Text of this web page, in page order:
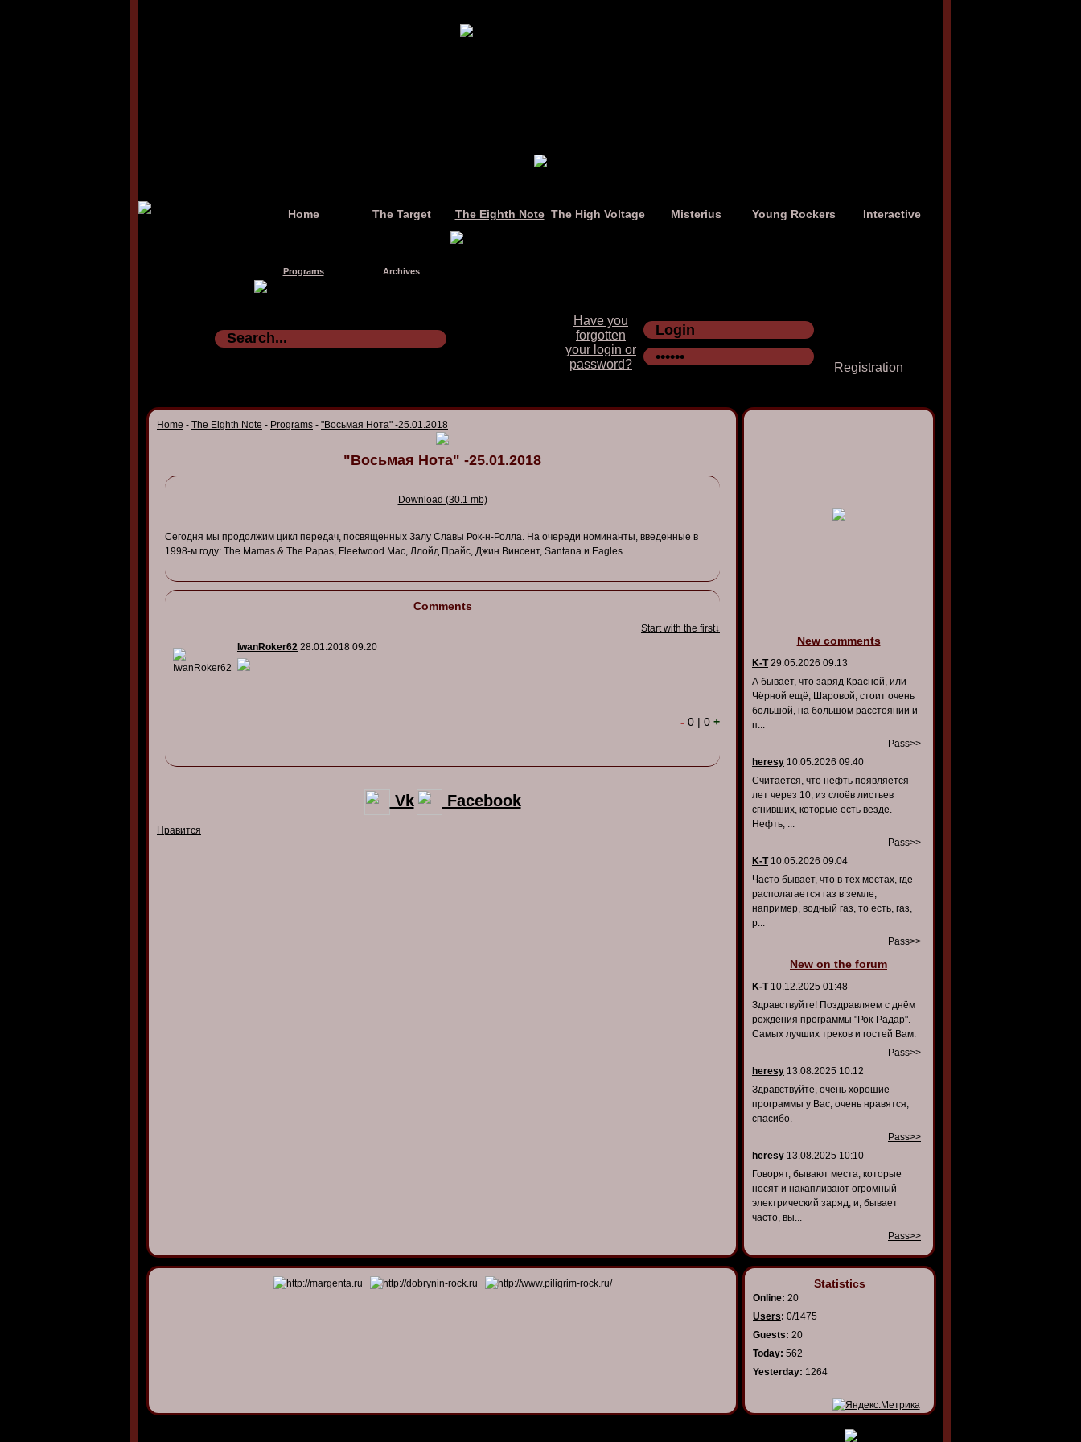
Home The Target The Eighth Note The High Voltage Misterius Young Rockers Interactive
Programs Archives
Have you
forgotten
your login or
password?
Registration
Home - The Eighth Note - Programs - "Восьмая Нота" -25.01.2018
"Восьмая Нота" -25.01.2018
Download (30.1 mb)
Сегодня мы продолжим цикл передач, посвященных Залу Славы Рок-н-Ролла. На очереди номинанты, введенные в
1998-м году: The Mamas & The Papas, Fleetwood Mac, Ллойд Прайс, Джин Винсент, Santana и Eagles.
Comments
Start with the first↓
IwanRoker62 28.01.2018 09:20
- 0 | 0 +
Vk Facebook
Нравится
New comments
K-T29.05.2026 09:13
А бывает, что заряд Красной, или
Чёрной ещё, Шаровой, стоит очень
большой, на большом расстоянии и
п...
Pass>>
heresy 10.05.2026 09:40
Считается, что нефть появляется
лет через 10, из слоёв листьев
сгнивших, которые есть везде.
Нефть, ...
Pass>>
K-T10.05.2026 09:04
Часто бывает, что в тех местах, где
располагается газ в земле,
например, водный газ, то есть, газ,
р...
Pass>>
New on the forum
K-T10.12.2025 01:48
Здравствуйте! Поздравляем с днём
рождения программы "Рок-Радар".
Самых лучших треков и гостей Вам.
Pass>>
heresy 13.08.2025 10:12
Здравствуйте, очень хорошие
программы у Вас, очень нравятся,
спасибо.
Pass>>
heresy 13.08.2025 10:10
Говорят, бывают места, которые
носят и накапливают огромный
электрический заряд, и, бывает
часто, вы...
Pass>>
Statistics
Online: 20
Users: 0/1475
Guests: 20
Today: 562
Yesterday: 1264